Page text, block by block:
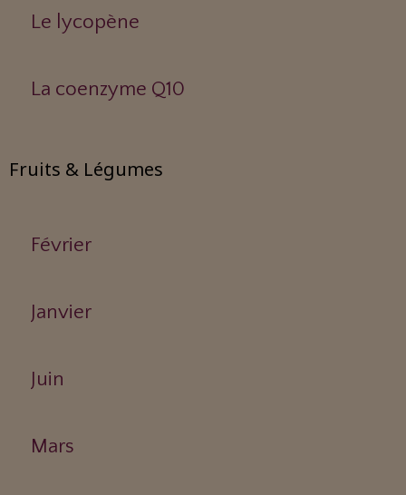
Le lycopène
La coenzyme Q10
Fruits & Légumes
Février
Janvier
Juin
Mars